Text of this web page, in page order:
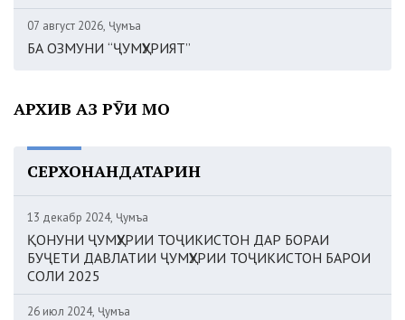
07 август 2026, Ҷумъа
БА ОЗМУНИ “ҶУМҲУРИЯТ”
АРХИВ АЗ РӮИ МОҲ
СЕРХОНАНДАТАРИН
13 декабр 2024, Ҷумъа
ҚОНУНИ ҶУМҲУРИИ ТОҶИКИСТОН ДАР БОРАИ
БУҶЕТИ ДАВЛАТИИ ҶУМҲУРИИ ТОҶИКИСТОН БАРОИ
СОЛИ 2025
26 июл 2024, Ҷумъа